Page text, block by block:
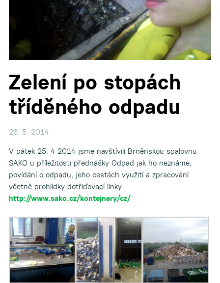
Zelení po stopách
tříděného odpadu
26. 5. 2014
V pátek 25. 4 2014 jsme navštívili Brněnskou spalovnu
SAKO u příležitosti přednášky Odpad jak ho neznáme,
povídání o odpadu, jeho cestách využití a zpracování
včetně prohlídky dotřiďovací linky.
http://www.sako.cz/kontejnery/cz/